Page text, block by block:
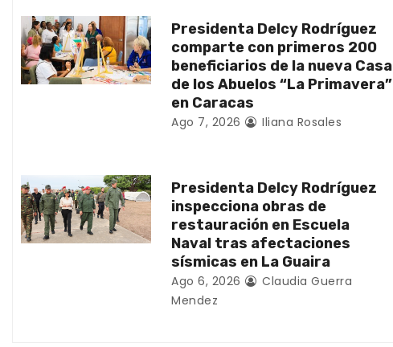
n
d
e
t
r
a
Presidenta Delcy Rodríguez
comparte con primeros 200
beneficiarios de la nueva Casa
de los Abuelos “La Primavera”
en Caracas
Ago 7, 2026 Iliana Rosales
Presidenta Delcy Rodríguez
inspecciona obras de
restauración en Escuela
Naval tras afectaciones
sísmicas en La Guaira
Ago 6, 2026
Claudia Guerra
Mendez